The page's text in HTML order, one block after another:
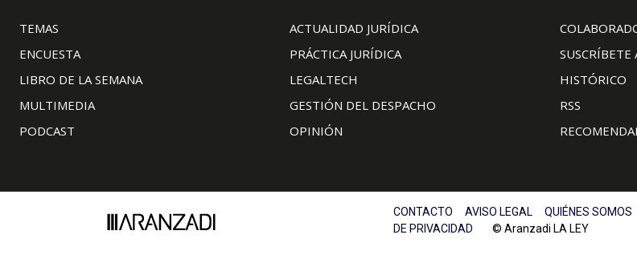
TEMAS
ENCUESTA
LIBRO DE LA SEMANA
MULTIMEDIA
PODCAST
ACTUALIDAD JURÍDICA
PRÁCTICA JURÍDICA
LEGALTECH
GESTIÓN DEL DESPACHO
OPINIÓN
HISTÓRICO
RSS
CONTACTO AVISO LEGAL QUIÉNES SOMOS
DE PRIVACIDAD © Aranzadi LA LEY